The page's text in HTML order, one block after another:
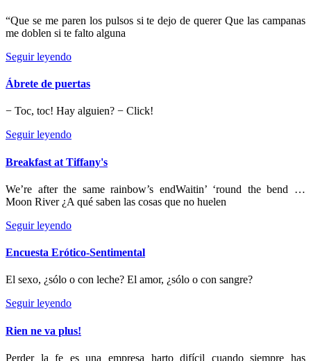
“Que se me paren los pulsos si te dejo de querer Que las campanas
me doblen si te falto alguna
Seguir leyendo
Ábrete de puertas
− Toc, toc! Hay alguien? − Click!
Seguir leyendo
Breakfast at Tiffany's
We’re after the same rainbow’s endWaitin’ ‘round the bend …
Moon River ¿A qué saben las cosas que no huelen
Seguir leyendo
Encuesta Erótico-Sentimental
El sexo, ¿sólo o con leche? El amor, ¿sólo o con sangre?
Seguir leyendo
Rien ne va plus!
Perder la fe es una empresa harto difícil cuando siempre has